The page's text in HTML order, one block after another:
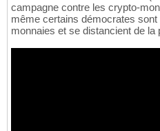
campagne contre les crypto-
même certains démocrates
monnaies et se distancient de la